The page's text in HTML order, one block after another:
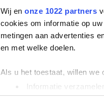
Wij en onze 1022 partners
cookies om informatie op
metingen aan advertenties
en met welke doelen.
Als u het toestaat, willen we
Informatie
Uw apparaat